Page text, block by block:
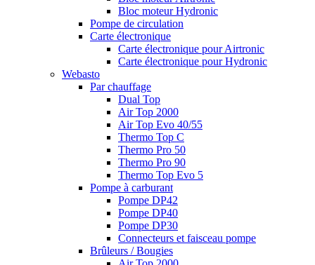
Bloc moteur Hydronic
Pompe de circulation
Carte électronique
Carte électronique pour Airtronic
Carte électronique pour Hydronic
Webasto
Par chauffage
Dual Top
Air Top 2000
Air Top Evo 40/55
Thermo Top C
Thermo Pro 50
Thermo Pro 90
Thermo Top Evo 5
Pompe à carburant
Pompe DP42
Pompe DP40
Pompe DP30
Connecteurs et faisceau pompe
Brûleurs / Bougies